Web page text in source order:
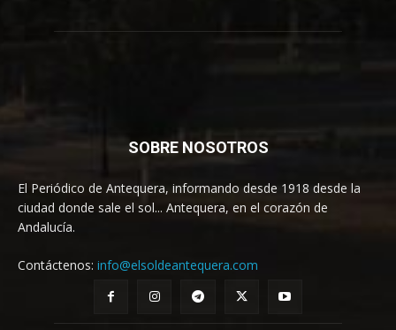
SOBRE NOSOTROS
El Periódico de Antequera, informando desde 1918 desde la
ciudad donde sale el sol... Antequera, en el corazón de
Andalucía.
Contáctenos: info@elsoldeantequera.com